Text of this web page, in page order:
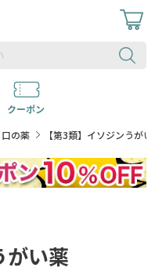
クーポン
口の薬 【第3類】イソジンうが
がい薬